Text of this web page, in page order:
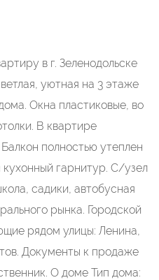
в г. Зеленодольске
уютная на 3 этаже
Окна пластиковые, во
В квартире
полностью утеплен
гарнитур. С/узел
садики, автобусная
рынка. Городской
рядом улицы: Ленина,
Документы к продаже
О доме Тип дома: